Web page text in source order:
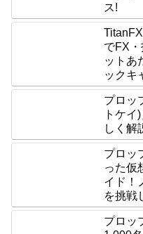
ス!
でFX
ットあ
ックキ
プロッ
トケ
しく解
プロッ
った仮
イド！
を挑戦
プロッ